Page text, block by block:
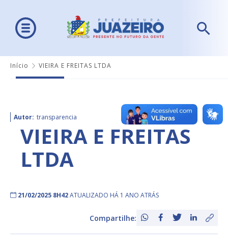
Início VIEIRA E FREITAS LTDA
Autor: transparencia
VIEIRA E FREITAS
LTDA
21/02/2025 8H42ATUALIZADO HÁ 1 ANO ATRÁS
Compartilhe: